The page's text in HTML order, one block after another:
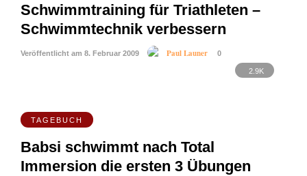
Schwimmtraining für Triathleten –
Schwimmtechnik verbessern
Veröffentlicht am 8. Februar 2009 Paul Launer 0
2.9K
TAGEBUCH
Babsi schwimmt nach Total
Immersion die ersten 3 Übungen